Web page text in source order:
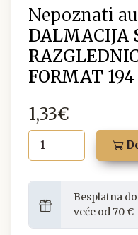
Nepoznati
DALMACIJA
FORMAT 194
1,33€
Besplatna
veće od 70 €